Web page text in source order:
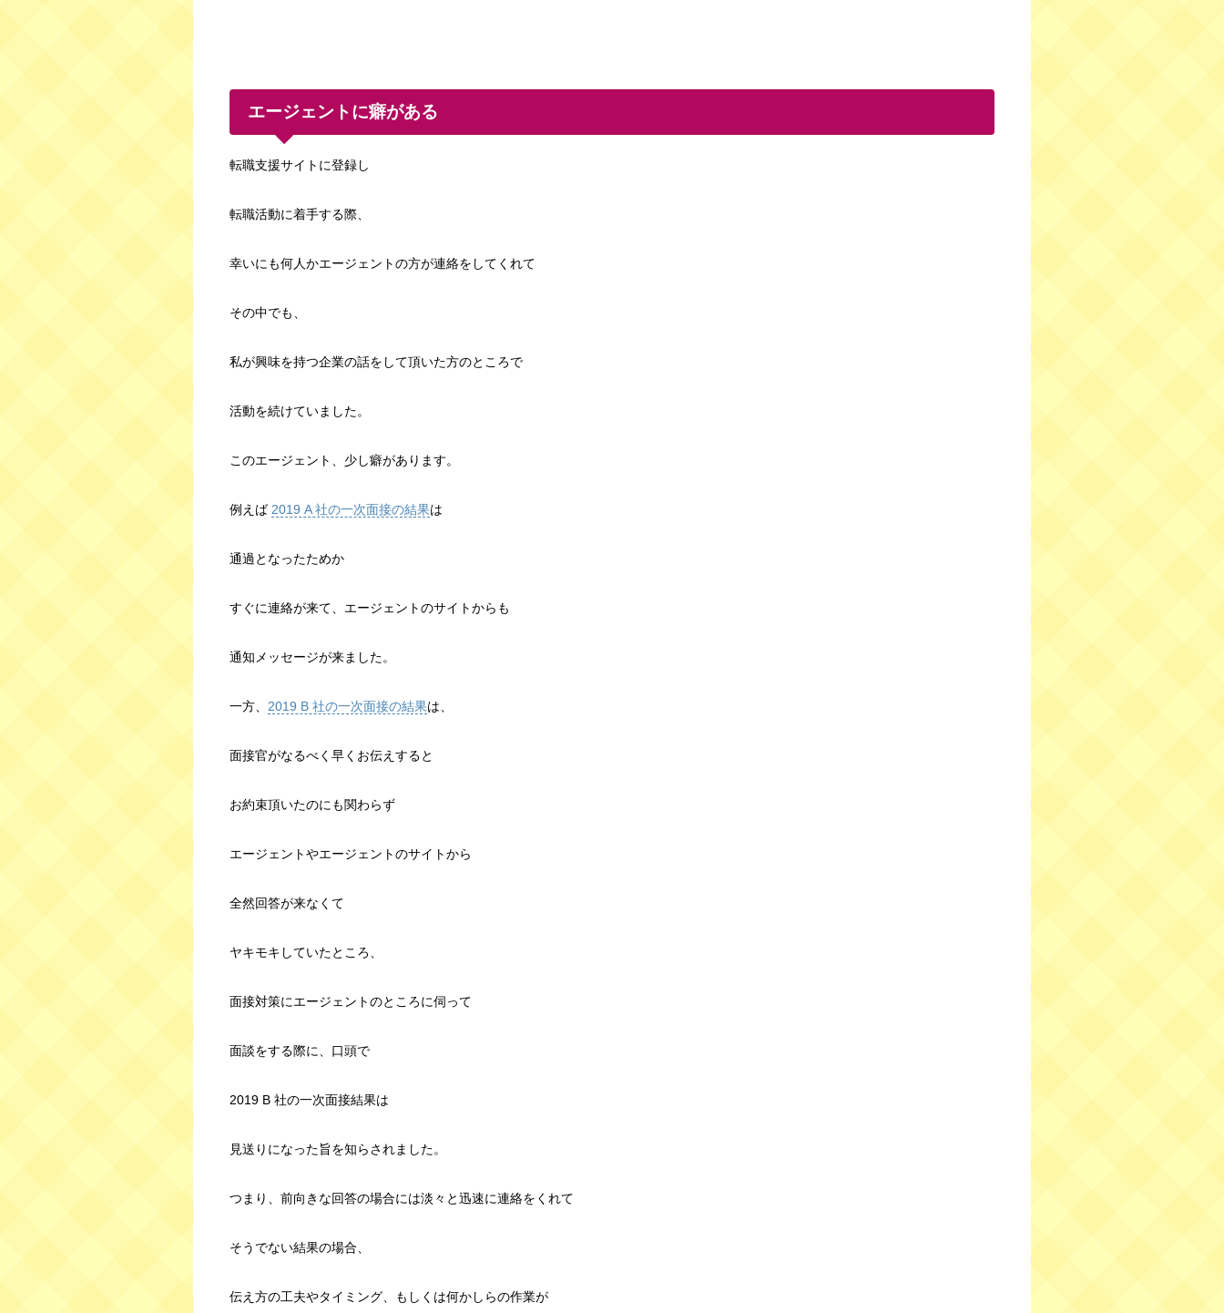
エージェントに癖がある
転職支援サイトに登録し
転職活動に着手する際、
幸いにも何人かエージェントの方が連絡をしてくれて
その中でも、
私が興味を持つ企業の話をして頂いた方のところで
活動を続けていました。
このエージェント、少し癖があります。
例えば2019 A 社の一次面接の結果は
通過となったためか
すぐに連絡が来て、エージェントのサイトからも
通知メッセージが来ました。
一方、 2019 B 社の一次面接の結果は、
面接官がなるべく早くお伝えすると
お約束頂いたのにも関わらず
エージェントやエージェントのサイトから
全然回答が来なくて
ヤキモキしていたところ、
面接対策にエージェントのところに伺って
面談をする際に、口頭で
2019 B 社の一次面接結果は
見送りになった旨を知らされました。
つまり、前向きな回答の場合には淡々と迅速に連絡をくれて
そうでない結果の場合、
伝え方の工夫やタイミング、もしくは何かしらの作業が